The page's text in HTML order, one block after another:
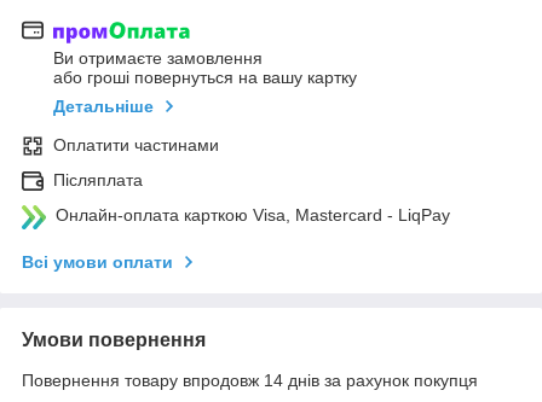
Ви отримаєте замовлення
або гроші повернуться на вашу картку
Детальніше
Оплатити частинами
Післяплата
Онлайн-оплата карткою Visa, Mastercard - LiqPay
Всі умови оплати
Умови повернення
Повернення товару впродовж 14 днів за рахунок покупця